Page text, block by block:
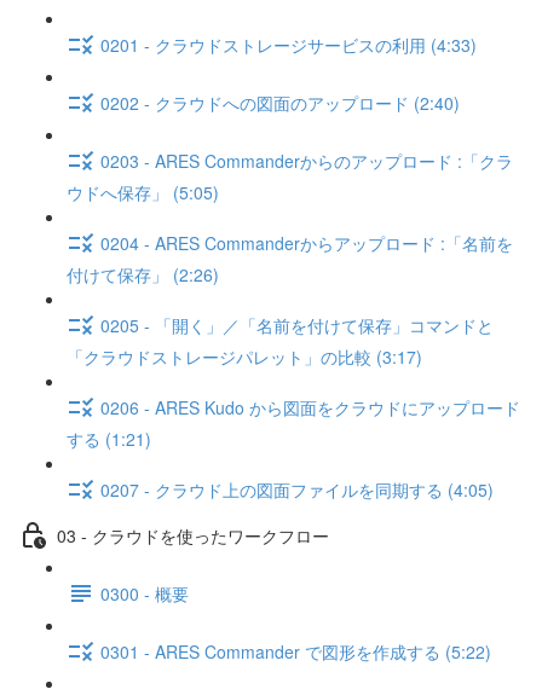
0201 - クラウドストレージサービスの利用 (4:33)
0202 - クラウドへの図面のアップロード (2:40)
0203 - ARES Commanderからのアップロード :「クラ
ウドへ保存」 (5:05)
0204 - ARES Commanderからアップロード :「名前を
付けて保存」 (2:26)
0205 - 「開く」／「名前を付けて保存」コマンドと
「クラウドストレージパレット」の比較 (3:17)
0206 - ARES Kudo から図面をクラウドにアップロード
する (1:21)
0207 - クラウド上の図面ファイルを同期する (4:05)
03 - クラウドを使ったワークフロー
0300 - 概要
0301 - ARES Commander で図形を作成する (5:22)